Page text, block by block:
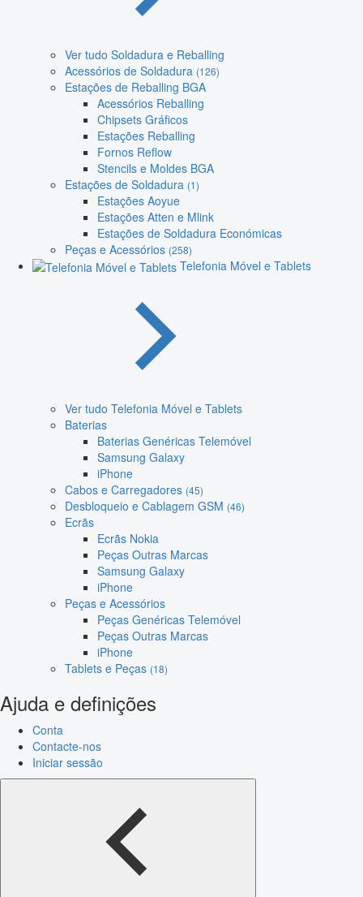
Ver tudo Soldadura e Reballing
Acessórios de Soldadura (126)
Estações de Reballing BGA
Acessórios Reballing
Chipsets Gráficos
Estações Reballing
Fornos Reflow
Stencils e Moldes BGA
Estações de Soldadura (1)
Estações Aoyue
Estações Atten e Mlink
Estações de Soldadura Económicas
Peças e Acessórios (258)
Telefonia Móvel e Tablets
Ver tudo Telefonia Móvel e Tablets
Baterias
Baterias Genéricas Telemóvel
Samsung Galaxy
iPhone
Cabos e Carregadores (45)
Desbloqueio e Cablagem GSM (46)
Ecrãs
Ecrãs Nokia
Peças Outras Marcas
Samsung Galaxy
iPhone
Peças e Acessórios
Peças Genéricas Telemóvel
Peças Outras Marcas
iPhone
Tablets e Peças (18)
Ajuda e definições
Conta
Contacte-nos
Iniciar sessão